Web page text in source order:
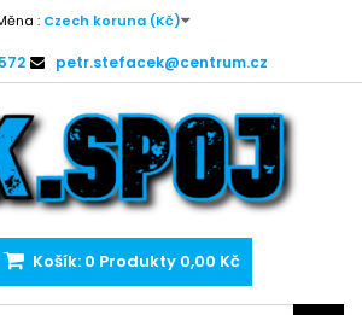
: Czech koruna (Kč)
petr.stefacek@centrum.cz
Košík: 0 Produkty 0,00 Kč